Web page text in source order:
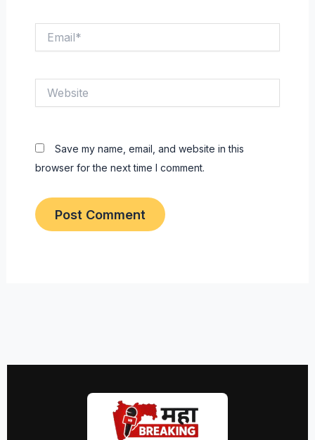
Save my name, email, and website in this
browser for the next time I comment.